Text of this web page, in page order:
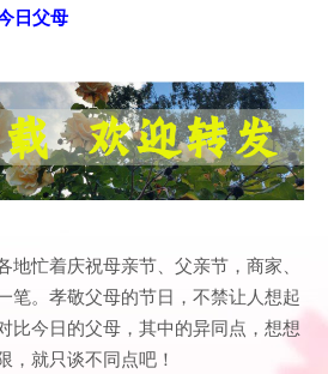
日父母
忙着庆祝母亲节、父亲节，商家、
笔。孝敬父母的节日，不禁让人想起
比今日的父母，其中的异同点，想想
，就只谈不同点吧！